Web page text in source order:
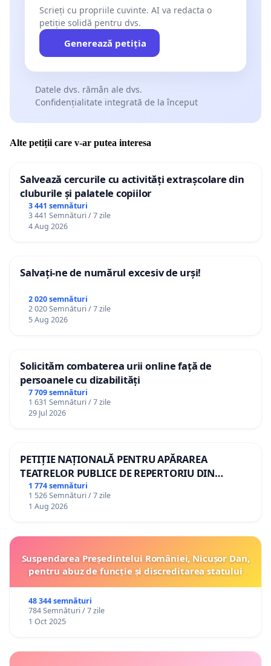
Scrieți cu propriile cuvinte. AI va redacta o
petiție solidă pentru dvs.
Generează petiția
Datele dvs. rămân ale dvs.
Confidențialitate integrată de la început
Alte petiții care v-ar putea interesa
Salvează cercurile cu activități extrașcolare din
cluburile și palatele copiilor
3 441 semnături
3 441 Semnături / 7 zile
4 Aug 2026
Salvați-ne de numărul excesiv de urși!
2 020 semnături
2 020 Semnături / 7 zile
5 Aug 2026
Solicităm combaterea urii online față de
persoanele cu dizabilități
7 709 semnături
1 631 Semnături / 7 zile
29 Jul 2026
PETIȚIE NAȚIONALĂ PENTRU APĂRAREA
TEATRELOR PUBLICE DE REPERTORIU DIN
ROMÂNIA
1 774 semnături
1 526 Semnături / 7 zile
1 Aug 2026
Suspendarea Președintelui României, Nicușor Dan,
pentru abuz de funcție și discreditarea statului
48 344 semnături
784 Semnături / 7 zile
1 Oct 2025